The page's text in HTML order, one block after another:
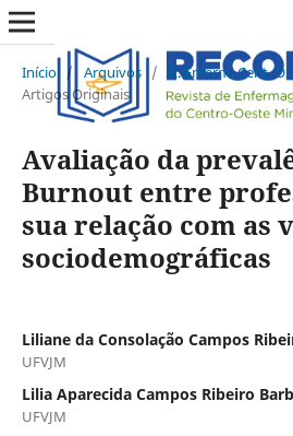
Início / Arquivos / R. Enferm. Cent.
Artigos Originais
Avaliação da
Burnout entre
sua relação com as
sociodemográficas
Liliane da Consolação Campos
UFVJM
Lilia Aparecida Campos Ribeiro
UFVJM